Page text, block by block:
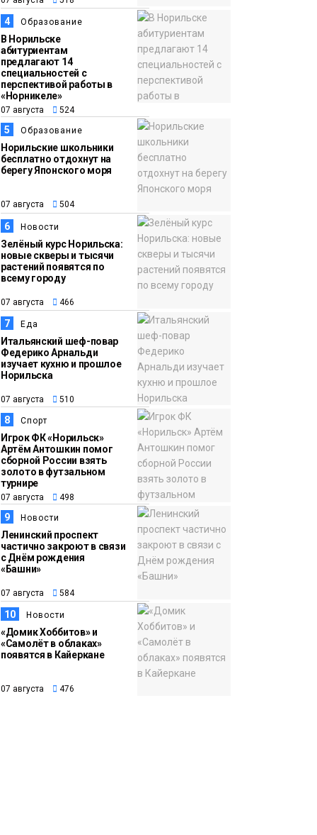
13:59
07 августа
Новости
«Домик Хоббитов» и
«Самолёт в облаках»
появятся в Кайеркане
4 Образование
В Норильске
абитуриентам
предлагают 14
специальностей с
перспективой работы в
«Норникеле»
07 августа 524
5 Образование
Норильские школьники
бесплатно отдохнут на
берегу Японского моря
07 августа 504
6 Новости
Зелёный курс Норильска:
новые скверы и тысячи
растений появятся по
всему городу
07 августа 466
7 Еда
Итальянский шеф-повар
Федерико Арнальди
изучает кухню и прошлое
Норильска
07 августа 510
8 Спорт
Игрок ФК «Норильск»
Артём Антошкин помог
сборной России взять
золото в футзальном
турнире
07 августа 498
9 Новости
Ленинский проспект
частично закроют в связи
с Днём рождения
«Башни»
07 августа 584
10 Новости
«Домик Хоббитов» и
«Самолёт в облаках»
появятся в Кайеркане
07 августа 476